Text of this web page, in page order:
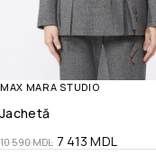
MAX MARA STUDIO
Jachetă
10 590MDL 7 413MDL